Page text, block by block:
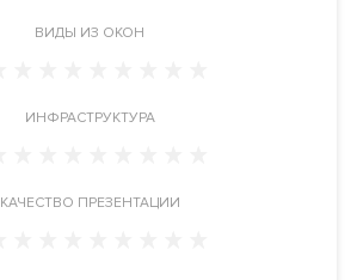
премии International
деталей и занимающий более
ВИДЫ ИЗ ОКОН
ИНФРАСТРУКТУРА
КАЧЕСТВО ПРЕЗЕНТАЦИИ